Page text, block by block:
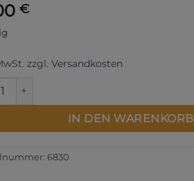
€
zzgl. Versandkosten
Menge
IN DEN WARENKORB
6830